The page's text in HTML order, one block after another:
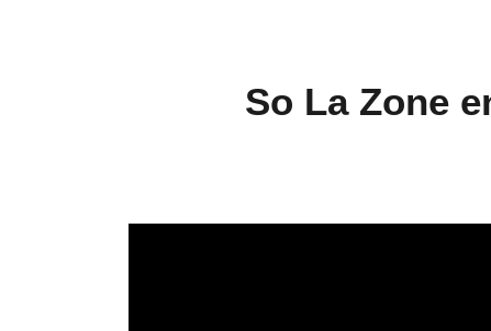
So La Zone